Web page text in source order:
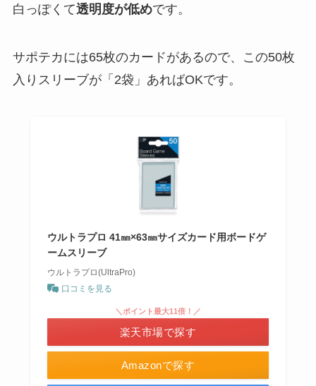
白っぽくて透明度が低めです。
サポテカには65枚のカードがあるので、この50枚
入りスリーブが「2袋」あればOKです。
ウルトラプロ 41㎜×63㎜サイズカード用ボードゲ
ームスリーブ
ウルトラプロ(UltraPro)
口コミを見る
Amazonで探す
＼ポイント最大11倍！／
楽天市場で探す